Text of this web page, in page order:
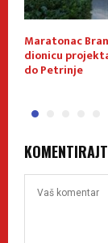
Maratonac
dionicu
do Petrinje